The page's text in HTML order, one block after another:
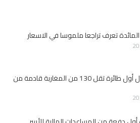
تعرف تراجعا ملموسا في الاسعار
بلاغ.. وصول أول طائرة تقل 130 من المغاربة قادمة من